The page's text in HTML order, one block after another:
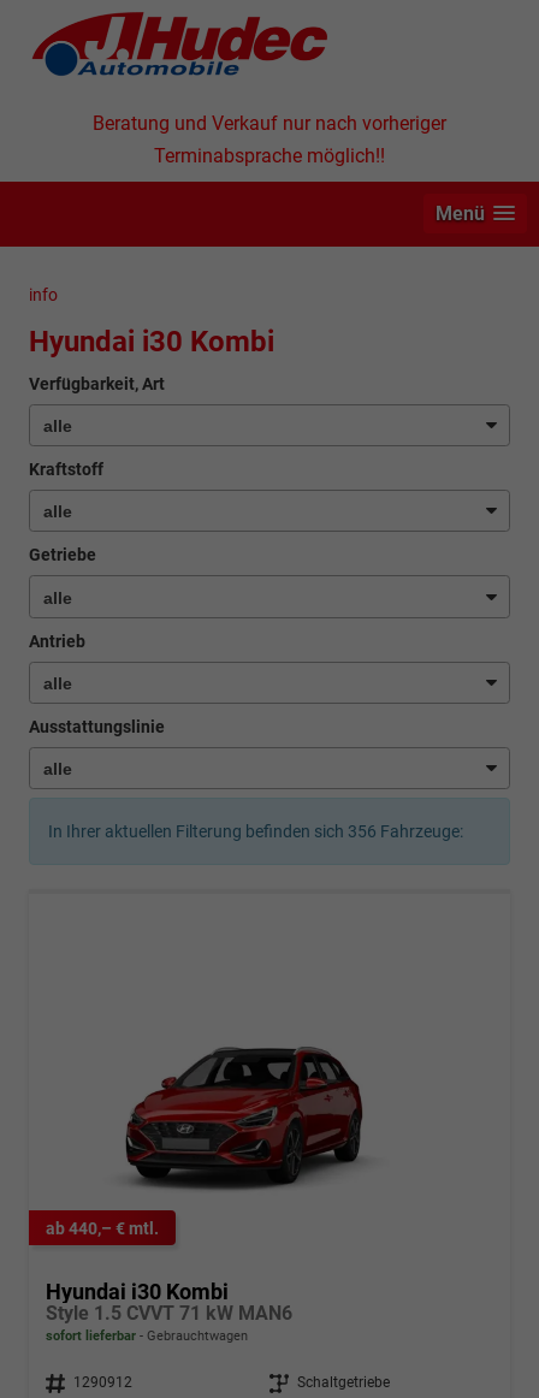
Beratung und Verkauf nur nach vorheriger
Terminabsprache möglich!!
Menü
info
Hyundai i30 Kombi
Verfügbarkeit, Art
Kraftstoff
Getriebe
Antrieb
Ausstattungslinie
In Ihrer aktuellen Filterung befinden sich 356 Fahrzeuge:
ab 440,– € mtl.
Hyundai i30 Kombi
Style 1.5 CVVT 71 kW MAN6
sofort lieferbar Gebrauchtwagen
Fahrzeugnr. 1290912 Getriebe Schaltgetriebe